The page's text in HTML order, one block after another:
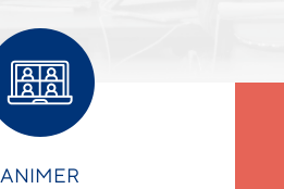
ANIMER